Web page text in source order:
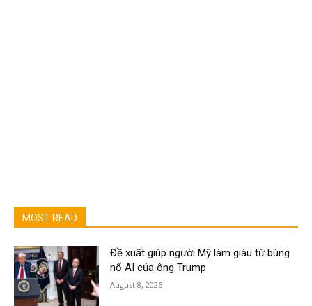
MOST READ
Đề xuất giúp người Mỹ làm giàu từ bùng
nổ AI của ông Trump
August 8, 2026